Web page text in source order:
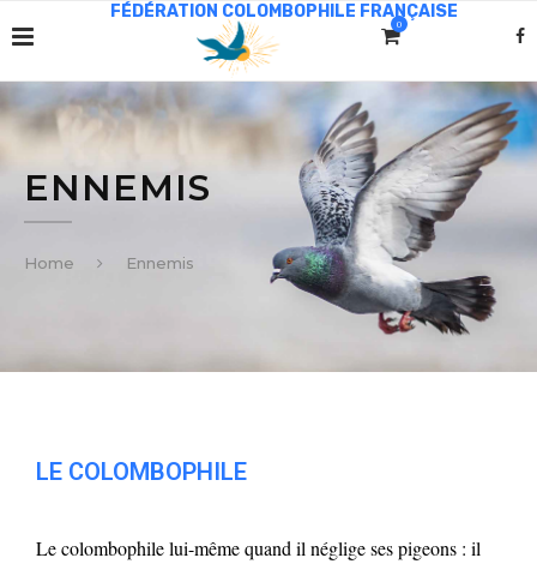
0
ENNEMIS
Home Ennemis
LE COLOMBOPHILE
Le colombophile lui-même quand il néglige ses pigeons : il